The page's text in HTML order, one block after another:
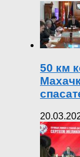
50 км